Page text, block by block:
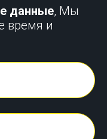
данные, Мы
время и